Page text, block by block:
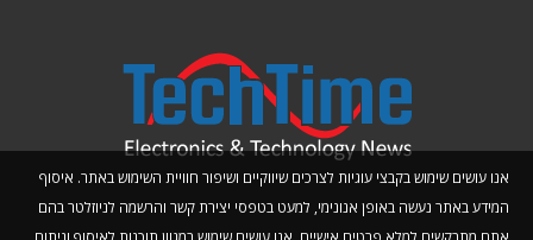
אנו עושים שימוש בקבצי עוגיות לצרכים שיווקיים ושיפור חוויית השימוש באתר. איסוף
המידע באתר נעשה באופן אנונימי, למעט בטפסי יצירת קשר והרשמה לניוזלטר בהם